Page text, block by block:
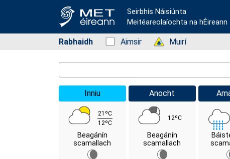
Seirbhís Náisiúnta
Meitéareolaíochta na hÉireann
Rabhaidh Status: Green
Aimsir Status: Green
Muirí
Inniu
21ºC
12ºC
Beagánín
scamallach
Anocht
12ºC
Beagánín
scamallach